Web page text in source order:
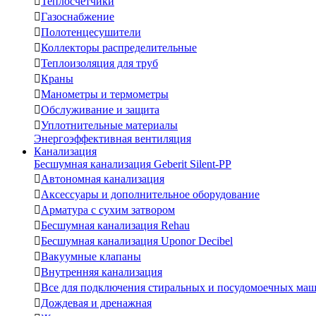
Газоснабжение
Полотенцесушители
Коллекторы распределительные
Теплоизоляция для труб
Краны
Манометры и термометры
Обслуживание и защита
Уплотнительные материалы
Энергоэффективная вентиляция
Канализация
Бесшумная канализация Geberit Silent-PP
Автономная канализация
Аксессуары и дополнительное оборудование
Арматура с сухим затвором
Бесшумная канализация Rehau
Бесшумная канализация Uponor Decibel
Вакуумные клапаны
Внутренняя канализация
Все для подключения стиральных и посудомоечных
Дождевая и дренажная